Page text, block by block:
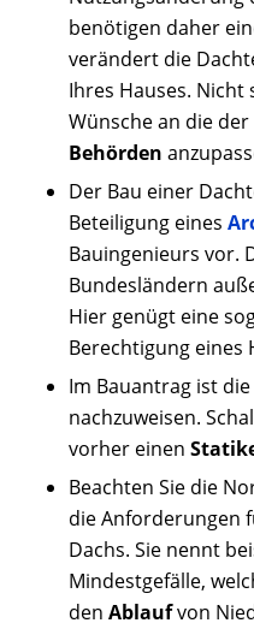
benötigen daher
verändert die
Ihres Hauses. Nicht
Wünsche an die
Behörden
Der Bau einer
Beteiligung eines
Bauingenieurs vor.
Bundesländern
Hier genügt eine
Berechtigung eines
Im Bauantrag ist
nachzuweisen.
vorher einen
Beachten Sie die
die Anforderungen
Dachs. Sie nennt
Mindestgefälle,
den Ablaufvon